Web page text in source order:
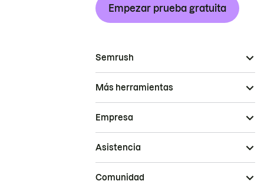
Empezar prueba gratuita
Semrush
Más herramientas
Empresa
Asistencia
Comunidad